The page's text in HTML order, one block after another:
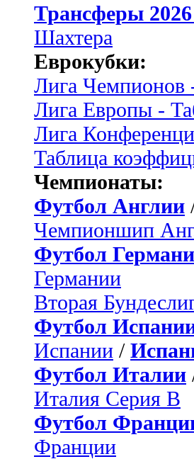
Трансферы
Шахтера
Еврокубки:
Лига Чемпионов
Лига Европы -
Лига
Таблица
Чемпионаты:
Футбол Англии
Чемпионшип
Футбол
Германии
Вторая
Футбол
Испании /
Футбол Италии
Италия Серия B
Футбол
Франции